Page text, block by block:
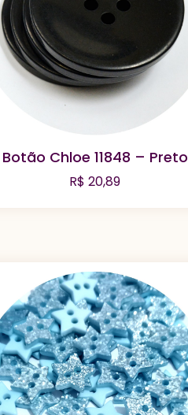
Botão Chloe 11848 – Preto
R$ 20,89